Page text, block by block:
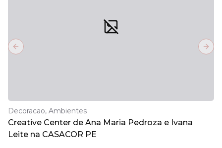
Decoracao, Ambientes
Creative Center de Ana Maria Pedroza e Ivana
Leite na CASACOR PE
Previous slide